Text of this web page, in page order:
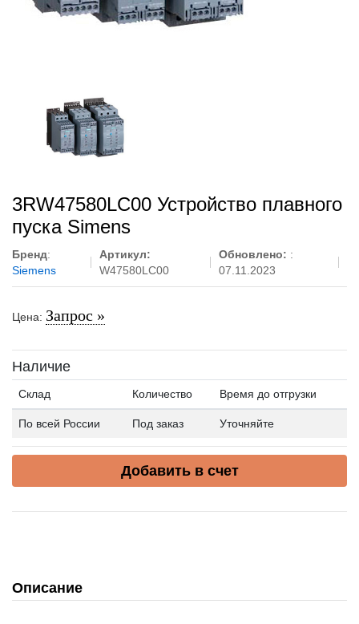
3RW47580LC00 Устройство плавного
пуска Simens
Бренд:
Siemens
Артикул:
W47580LC00
Обновлено: :
07.11.2023
Цена: Запрос »
Наличие
Склад Количество Время до отгрузки
По всей России Под заказ Уточняйте
Добавить в счет
Описание